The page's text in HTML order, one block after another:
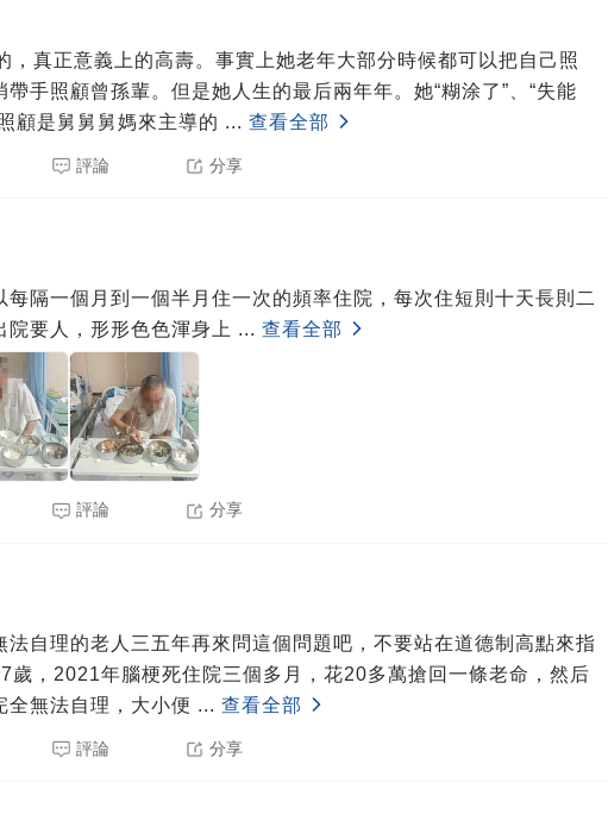
，真正意義上的高壽。事實上她老年大部分時候都可以把自己照
手照顧曾孫輩。但是她人生的最后兩年年。她“糊涂了”、“失能
顧是舅舅舅媽來主導的 ... 查看全部
評論 分享
每隔一個月到一個半月住一次的頻率住院，每次住短則十天長則二
要人，形形色色渾身上 ... 查看全部
評論 分享
法自理的老人三五年再來問這個問題吧，不要站在道德制高點來指
歲，2021年腦梗死住院三個多月，花20多萬搶回一條老命，然后
全無法自理，大小便 ... 查看全部
評論 分享